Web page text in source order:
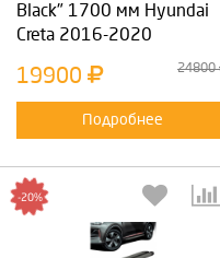
Black" 1700 мм Hyundai
Creta 2016-2020
19900 24800
Подробнее
-20%